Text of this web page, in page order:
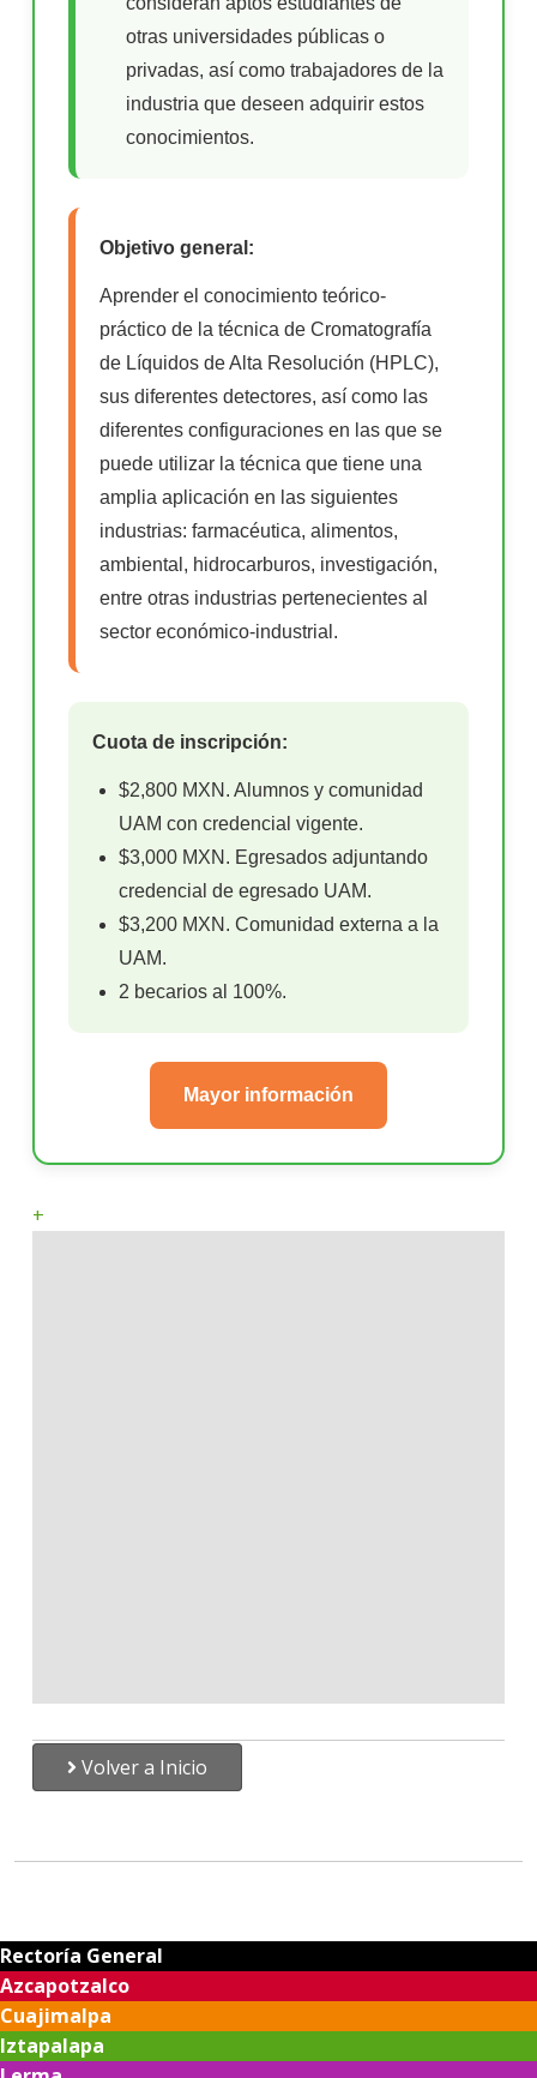
otras universidades públicas o
privadas, así como trabajadores de la
industria que deseen adquirir estos
conocimientos.
Objetivo general:
Aprender el conocimiento teórico-
práctico de la técnica de Cromatografía
de Líquidos de Alta Resolución (HPLC),
sus diferentes detectores, así como las
diferentes configuraciones en las que se
puede utilizar la técnica que tiene una
amplia aplicación en las siguientes
industrias: farmacéutica, alimentos,
ambiental, hidrocarburos, investigación,
entre otras industrias pertenecientes al
sector económico-industrial.
Cuota de inscripción:
$2,800 MXN. Alumnos y comunidad
UAM con credencial vigente.
$3,000 MXN. Egresados adjuntando
credencial de egresado UAM.
$3,200 MXN. Comunidad externa a la
UAM.
2 becarios al 100%.
Mayor información
+
Volver a Inicio
Rectoría General
Azcapotzalco
Cuajimalpa
Iztapalapa